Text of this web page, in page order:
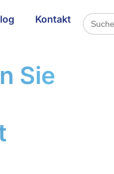
Kontakt
Search
for:
Sie